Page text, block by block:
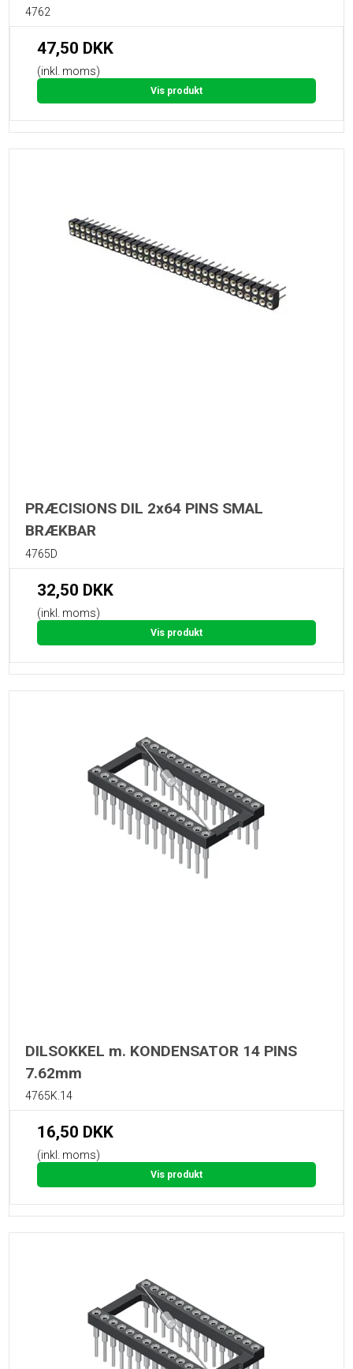
4762
47,50 DKK
(inkl. moms)
Vis produkt
PRÆCISIONS DIL 2x64 PINS SMAL
BRÆKBAR
4765D
32,50 DKK
(inkl. moms)
Vis produkt
DILSOKKEL m. KONDENSATOR 14 PINS
7.62mm
4765K.14
16,50 DKK
(inkl. moms)
Vis produkt